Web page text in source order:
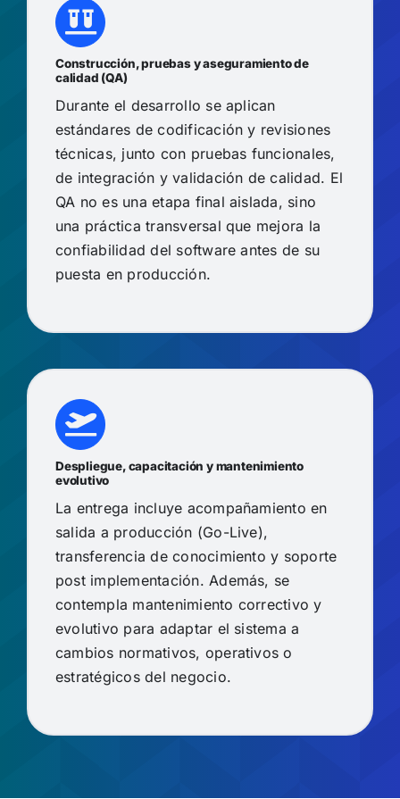
Construcción, pruebas y aseguramiento de
calidad (QA)
Durante el desarrollo se aplican
estándares de codificación y revisiones
técnicas, junto con pruebas funcionales,
de integración y validación de calidad. El
QA no es una etapa final aislada, sino
una práctica transversal que mejora la
confiabilidad del software antes de su
puesta en producción.
Despliegue, capacitación y mantenimiento
evolutivo
La entrega incluye acompañamiento en
salida a producción (Go-Live),
transferencia de conocimiento y soporte
post implementación. Además, se
contempla mantenimiento correctivo y
evolutivo para adaptar el sistema a
cambios normativos, operativos o
estratégicos del negocio.